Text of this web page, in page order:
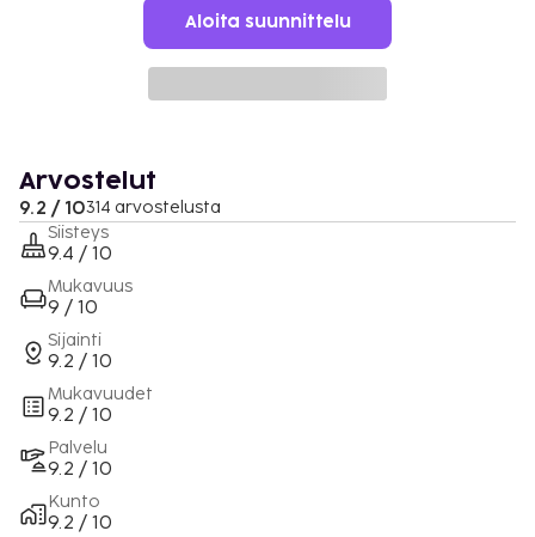
Aloita suunnittelu
Arvostelut
9.2 / 10314 arvostelusta
Siisteys
9.4 / 10
Mukavuus
9 / 10
Sijainti
9.2 / 10
Mukavuudet
9.2 / 10
Palvelu
9.2 / 10
Kunto
9.2 / 10